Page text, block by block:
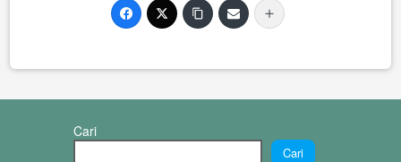
Cari
Cari